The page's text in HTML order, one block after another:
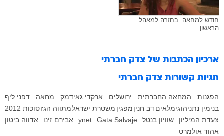
חודש למחאה: בחזרה למאהל
הראשון
ארכיון הכתבות של צדק חברתי
תגיות קשורות צדק חברתי
הפגנות המחאה החברתית ירושלים ארקדי גאידמק מחאה
דפני ליף
בנימין נתניהוגימלאיםדב חניןמפגין משטרת ישראלמתווה הגזסוכות 2012
צעדת המיליון
שוויון בנטל Gata Salvaje
ynet אבירם זינו
אדווה ביטון
אהוד אולמרט